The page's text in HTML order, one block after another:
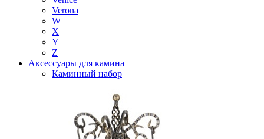
Verona
W
X
Y
Z
Аксессуары для камина
Каминный набор